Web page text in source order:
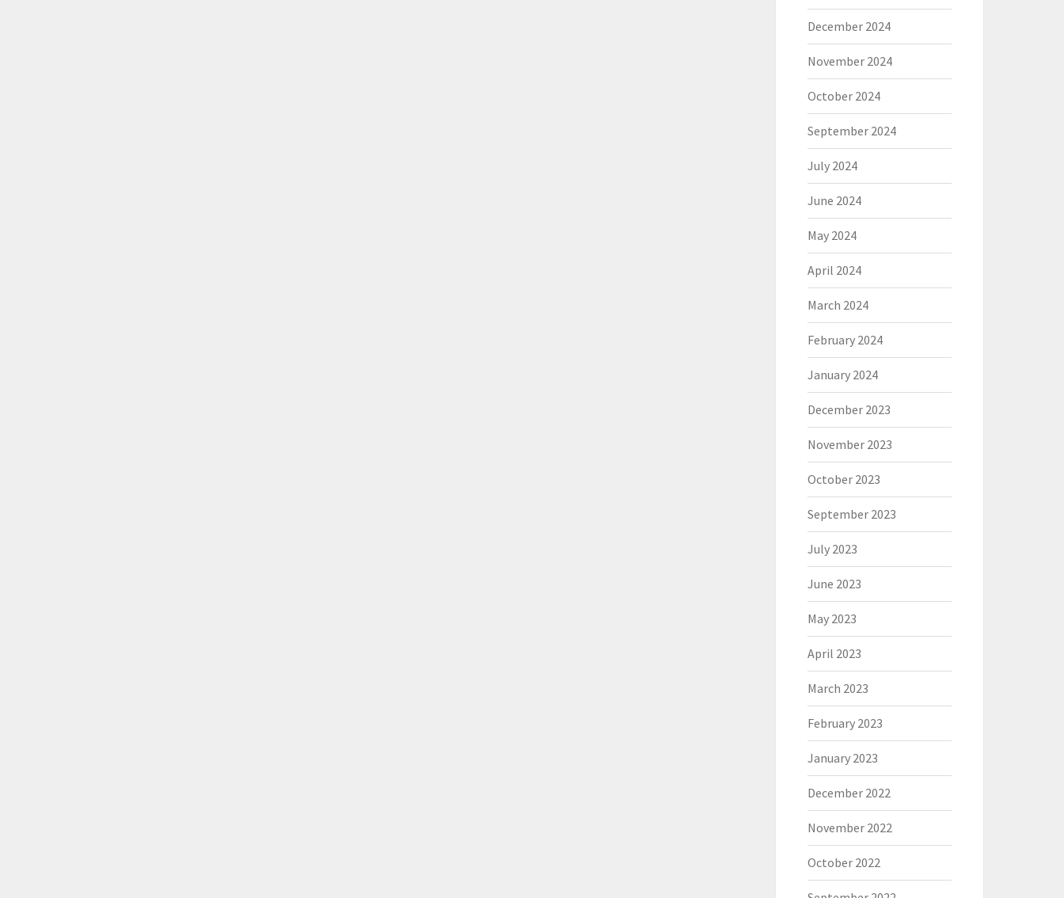
December 2024
November 2024
October 2024
September 2024
July 2024
June 2024
May 2024
April 2024
March 2024
February 2024
January 2024
December 2023
November 2023
October 2023
September 2023
July 2023
June 2023
May 2023
April 2023
March 2023
February 2023
January 2023
December 2022
November 2022
October 2022